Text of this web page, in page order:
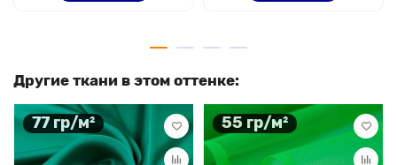
Другие ткани в этом оттенке:
77 гр/м² 55 гр/м²